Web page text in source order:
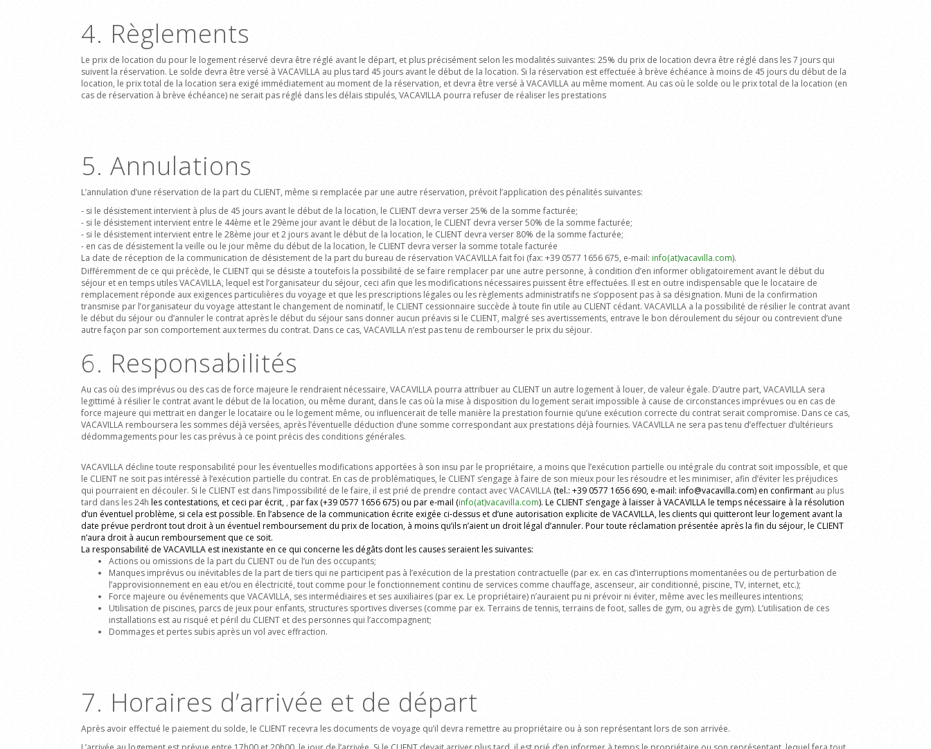
4. Règlements
Le prix de location du pour le logement réservé devra être réglé avant le départ, et plus précisément selon les modalités suivantes: 25% du prix de location devra être réglé dans les 7 jours qui
suivent la réservation. Le solde devra être versé à VACAVILLA au plus tard 45 jours avant le début de la location. Si la réservation est effectuée à brève échéance à moins de 45 jours du début de la
location, le prix total de la location sera exigé immédiatement au moment de la réservation, et devra être versé à VACAVILLA au même moment. Au cas où le solde ou le prix total de la location (en
cas de réservation à brève échéance) ne serait pas réglé dans les délais stipulés, VACAVILLA pourra refuser de réaliser les prestations
5. Annulations
L’annulation d’une réservation de la part du CLIENT, même si remplacée par une autre réservation, prévoit l’application des pénalités suivantes:
- si le désistement intervient à plus de 45 jours avant le début de la location, le CLIENT devra verser 25% de la somme facturée;
- si le désistement intervient entre le 44ème et le 29ème jour avant le début de la location, le CLIENT devra verser 50% de la somme facturée;
- si le désistement intervient entre le 28ème jour et 2 jours avant le début de la location, le CLIENT devra verser 80% de la somme facturée;
- en cas de désistement la veille ou le jour même du début de la location, le CLIENT devra verser la somme totale facturée
La date de réception de la communication de désistement de la part du bureau de réservation VACAVILLA fait foi (fax: +39 0577 1656 675, e-mail: info(at)vacavilla.com).
Différemment de ce qui précède, le CLIENT qui se désiste a toutefois la possibilité de se faire remplacer par une autre personne, à condition d’en informer obligatoirement avant le début du
séjour et en temps utiles VACAVILLA, lequel est l’organisateur du séjour, ceci afin que les modifications nécessaires puissent être effectuées. Il est en outre indispensable que le locataire de
remplacement réponde aux exigences particulières du voyage et que les prescriptions légales ou les règlements administratifs ne s’opposent pas à sa désignation. Muni de la confirmation
transmise par l’organisateur du voyage attestant le changement de nominatif, le CLIENT cessionnaire succède à toute fin utile au CLIENT cédant. VACAVILLA a la possibilité de résilier le contrat avant
le début du séjour ou d’annuler le contrat après le début du séjour sans donner aucun préavis si le CLIENT, malgré ses avertissements, entrave le bon déroulement du séjour ou contrevient d’une
autre façon par son comportement aux termes du contrat. Dans ce cas, VACAVILLA n’est pas tenu de rembourser le prix du séjour.
6. Responsabilités
Au cas où des imprévus ou des cas de force majeure le rendraient nécessaire, VACAVILLA pourra attribuer au CLIENT un autre logement à louer, de valeur égale. D’autre part, VACAVILLA sera
legittimé à résilier le contrat avant le début de la location, ou même durant, dans le cas où la mise à disposition du logement serait impossible à cause de circonstances imprévues ou en cas de
force majeure qui mettrait en danger le locataire ou le logement même, ou influencerait de telle manière la prestation fournie qu’une exécution correcte du contrat serait compromise. Dans ce cas,
VACAVILLA remboursera les sommes déjà versées, après l’éventuelle déduction d’une somme correspondant aux prestations déjà fournies. VACAVILLA ne sera pas tenu d’effectuer d’ultérieurs
dédommagements pour les cas prévus à ce point précis des conditions générales.
VACAVILLA décline toute responsabilité pour les éventuelles modifications apportées à son insu par le propriétaire, a moins que l’exécution partielle ou intégrale du contrat soit impossible, et que
le CLIENT ne soit pas intéressé à l’exécution partielle du contrat. En cas de problématiques, le CLIENT s’engage à faire de son mieux pour les résoudre et les minimiser, afin d’éviter les préjudices
qui pourraient en découler. Si le CLIENT est dans l’impossibilité de le faire, il est prié de prendre contact avec VACAVILLA (tel.: +39 0577 1656 690, e-mail: info@vacavilla.com) en confirmant au plus
tard dans les 24h les contestations, et ceci par écrit, , par fax (+39 0577 1656 675) ou par e-mail (info(at)vacavilla.com). Le CLIENT s’engage à laisser à VACAVILLA le temps nécessaire à la résolution
d’un éventuel problème, si cela est possible. En l’absence de la communication écrite exigée ci-dessus et d’une autorisation explicite de VACAVILLA, les clients qui quitteront leur logement avant la
date prévue perdront tout droit à un éventuel remboursement du prix de location, à moins qu’ils n’aient un droit légal d’annuler. Pour toute réclamation présentée après la fin du séjour, le CLIENT
n’aura droit à aucun remboursement que ce soit.
La responsabilité de VACAVILLA est inexistante en ce qui concerne les dégâts dont les causes seraient les suivantes:
Actions ou omissions de la part du CLIENT ou de l’un des occupants;
Manques imprévus ou inévitables de la part de tiers qui ne participent pas à l’exécution de la prestation contractuelle (par ex. en cas d’interruptions momentanées ou de perturbation de
l’approvisionnement en eau et/ou en électricité, tout comme pour le fonctionnement continu de services comme chauffage, ascenseur, air conditionné, piscine, TV, internet, etc.);
Force majeure ou événements que VACAVILLA, ses intermédiaires et ses auxiliaires (par ex. Le propriétaire) n’auraient pu ni prévoir ni éviter, même avec les meilleures intentions;
Utilisation de piscines, parcs de jeux pour enfants, structures sportives diverses (comme par ex. Terrains de tennis, terrains de foot, salles de gym, ou agrès de gym). L’utilisation de ces
installations est au risqué et péril du CLIENT et des personnes qui l’accompagnent;
Dommages et pertes subis après un vol avec effraction.
7. Horaires d’arrivée et de départ
Après avoir effectué le paiement du solde, le CLIENT recevra les documents de voyage qu’il devra remettre au propriétaire ou à son représentant lors de son arrivée.